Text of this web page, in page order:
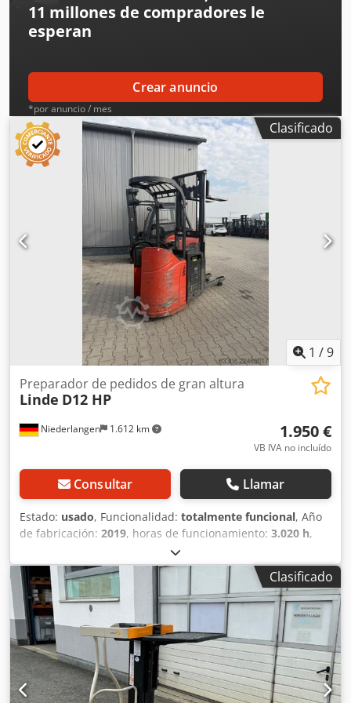
11 millones de compradores le
esperan
Crear anuncio
*por anuncio / mes
Clasificado
1 /9
Niederlangen 1.612 km
Preparador de pedidos de gran altura
Linde D12 HP
1.950 €
VB IVA no incluído
Consultar Llamar
Estado: usado, Funcionalidad: totalmente funcional, Año
de fabricación: 2019, horas de funcionamiento: 3.020 h,
1.200 kg, altura de elevación:
mm, ascensor libre:150 mm, tipo de combustible:
eléctrico, tipo de mástil: Simplex
, altura de construcción:
1.800 mm, longitud de la horquilla:1.150 mm, tipo de
accionamiento:
, Apilador de gran altura Centro de
gravedad de la carga: 600 Tipo de mástil: estándar Estado:
listo para su uso y completamente operativo Estado
técnico: bueno Voltaje de la batería: 24 V Tipo de batería:
iones de litio Dcsdpfx Aszqwt Hjlfok Año de fabricación de
la batería: 2019 Protección del mástil de plexiglás, techo de
Clasificado